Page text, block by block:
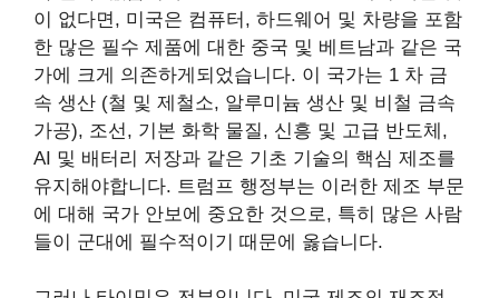
이 없다면, 미국은 컴퓨터, 하드웨어 및 차량을 포함
한 많은 필수 제품에 대한 중국 및 베트남과 같은 국
가에 크게 의존하게되었습니다. 이 국가는 1 차 금
속 생산 (철 및 제철소, 알루미늄 생산 및 비철 금속
가공), 조선, 기본 화학 물질, 신흥 및 고급 반도체,
AI 및 배터리 저장과 같은 기초 기술의 핵심 제조를
유지해야합니다. 트럼프 행정부는 이러한 제조 부문
에 대해 국가 안보에 중요한 것으로, 특히 많은 사람
들이 군대에 필수적이기 때문에 옳습니다.